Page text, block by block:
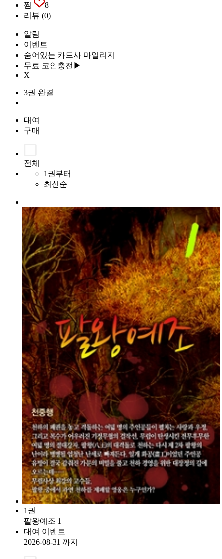
찜
8
리뷰 (0)
알림
이벤트
숨어있는 카드사 마일리지
무료 코인충전▶
X
3권 완결
대여
구매
전체
1권부터
최신순
1권
팔왕예조 1
대여 이벤트
2026-08-31 까지